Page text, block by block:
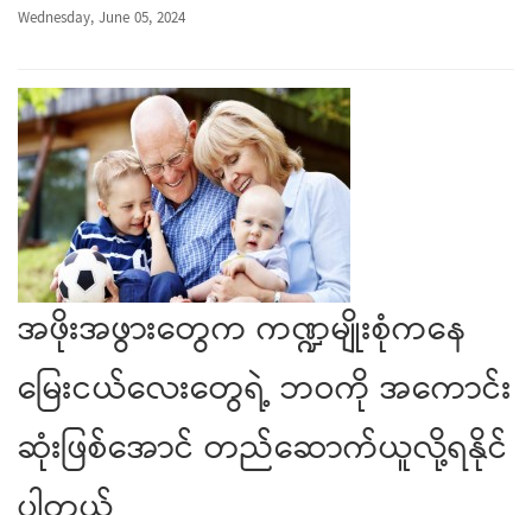
Wednesday, June 05, 2024
အဖိုးအဖွားတွေက ကဏ္ဍမျိုးစုံကနေ
မြေးငယ်လေးတွေရဲ့ ဘဝကို အကောင်း
ဆုံးဖြစ်အောင် တည်ဆောက်ယူလို့ရနိုင်